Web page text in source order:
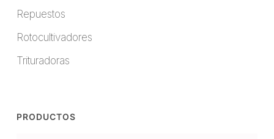
Repuestos
Rotocultivadores
Trituradoras
PRODUCTOS